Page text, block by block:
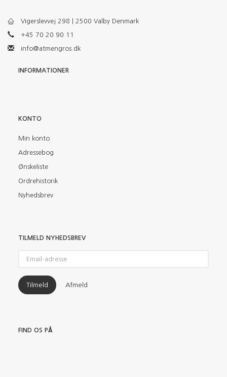
Vigerslevvej 298 | 2500 Valby Denmark
+45 70 20 90 11
info@atmengros.dk
INFORMATIONER
KONTO
Min konto
Adressebog
Ønskeliste
Ordrehistorik
Nyhedsbrev
TILMELD NYHEDSBREV
adresse
Tilmeld Afmeld
FIND OS PÅ